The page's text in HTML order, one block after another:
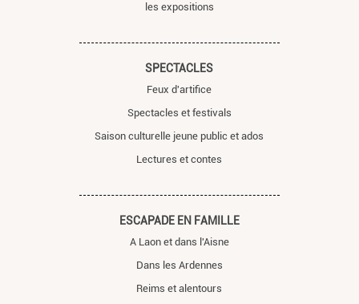
les expositions
SPECTACLES
Feux d'artifice
Spectacles et festivals
Saison culturelle jeune public et ados
Lectures et contes
ESCAPADE EN FAMILLE
A Laon et dans l'Aisne
Dans les Ardennes
Reims et alentours